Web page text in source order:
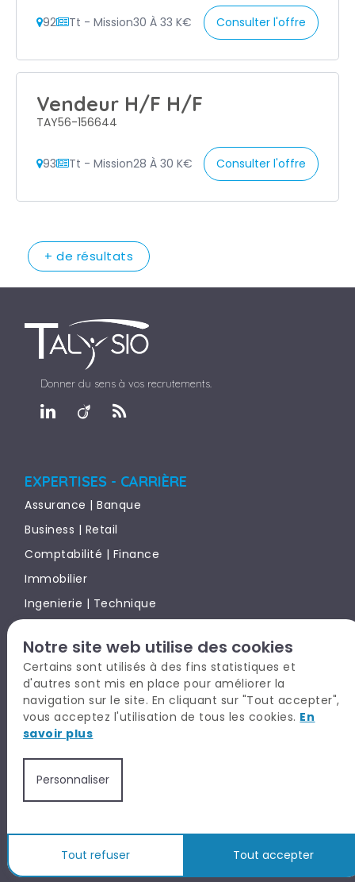
92 Tt - Mission30 À 33 K€ Consulter l'offre
Vendeur H/F H/F
TAY56-156644
93 Tt - Mission28 À 30 K€ Consulter l'offre
+ de résultats
Donner du sens à vos recrutements.
EXPERTISES - CARRIÈRE
Assurance | Banque
Business | Retail
Comptabilité | Finance
Immobilier
Ingenierie | Technique
Marketing | Communication | Digital
Office Team
Rh | Paie
Supply Chain
TALYSIO EN BREF
CANDIDAT
RECRUTEUR
PARTNERS
Notre site web utilise des cookies
Certains sont utilisés à des fins statistiques et
d'autres sont mis en place pour améliorer la
navigation sur le site. En cliquant sur "Tout accepter",
vous acceptez l'utilisation de tous les cookies. En
savoir plus
Personnaliser
Tout refuser Tout accepter